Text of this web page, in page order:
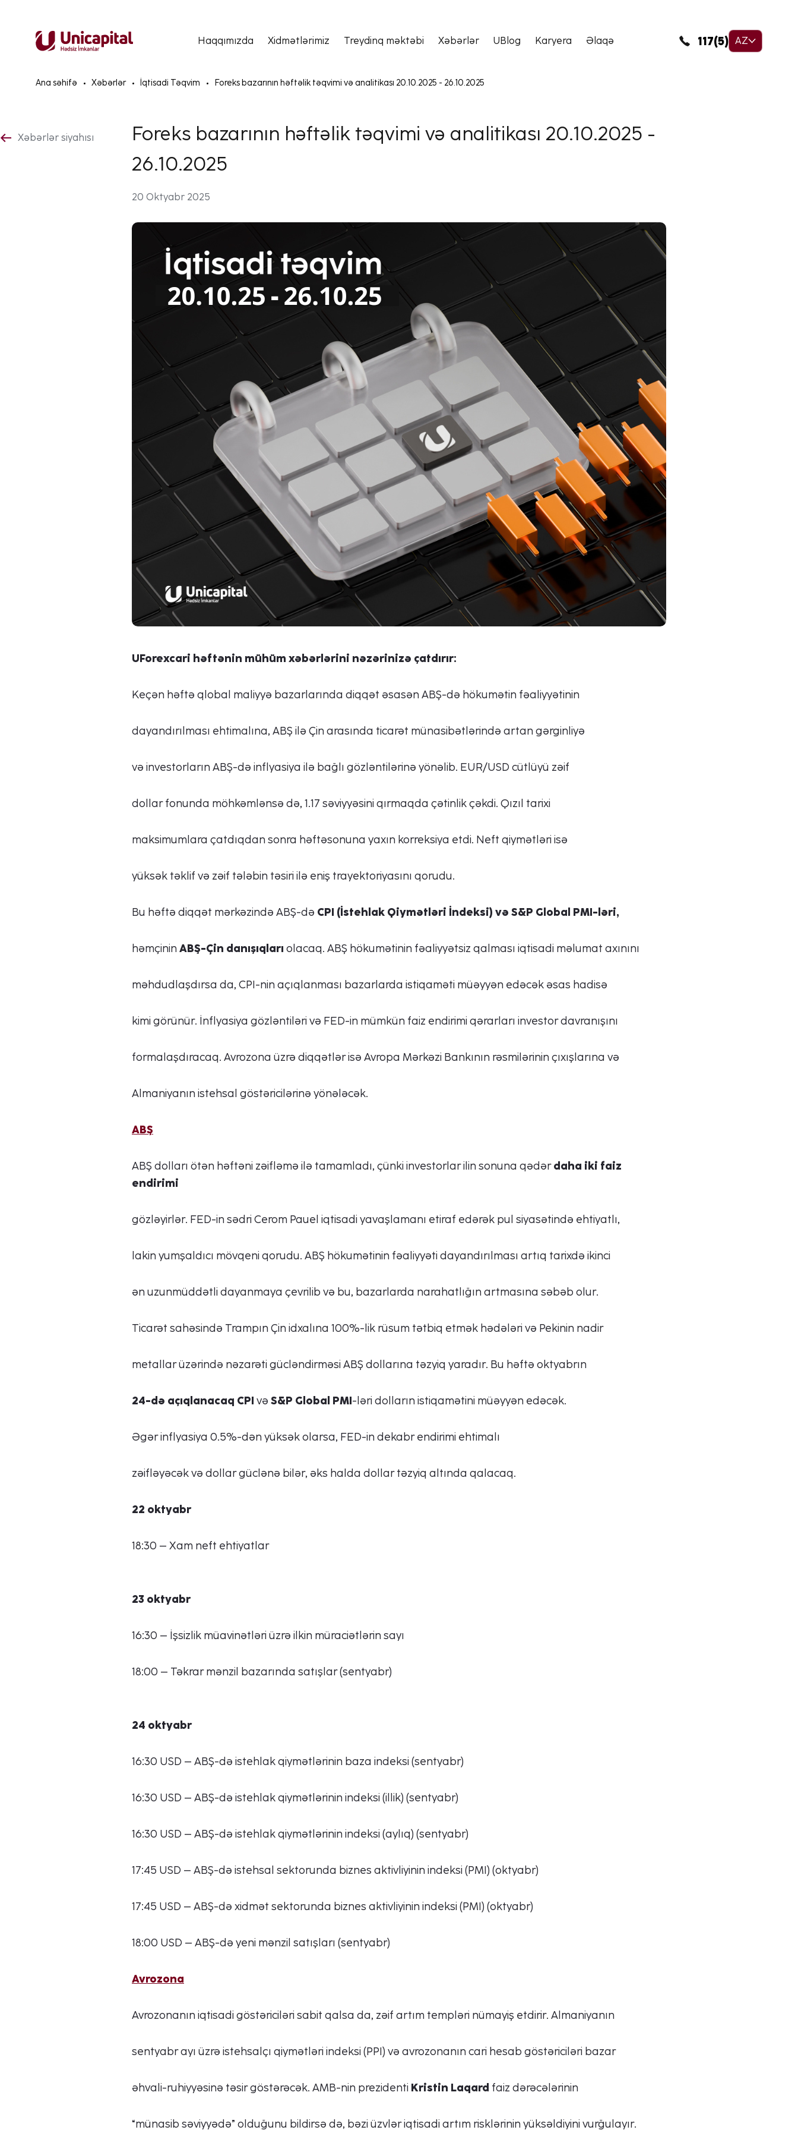
Haqqımızda Xidmətlərimiz Treydinq məktəbi Xəbərlər UBlog Karyera Əlaqə 117(5) AZ
Ana səhifə Xəbərlər İqtisadi Təqvim Foreks bazarının həftəlik təqvimi və analitikası 20.10.2025 - 26.10.2025
Xəbərlər siyahısı
Foreks bazarının həftəlik təqvimi və analitikası 20.10.2025 -
26.10.2025
20 Oktyabr 2025
UForexcari həftənin mühüm xəbərlərini nəzərinizə çatdırır:
Keçən həftə qlobal maliyyə bazarlarında diqqət əsasən ABŞ-də hökumətin fəaliyyətinin
dayandırılması ehtimalına, ABŞ ilə Çin arasında ticarət münasibətlərində artan gərginliyə
və investorların ABŞ-də inflyasiya ilə bağlı gözləntilərinə yönəlib. EUR/USD cütlüyü zəif
dollar fonunda möhkəmlənsə də, 1.17 səviyyəsini qırmaqda çətinlik çəkdi. Qızıl tarixi
maksimumlara çatdıqdan sonra həftəsonuna yaxın korreksiya etdi. Neft qiymətləri isə
yüksək təklif və zəif tələbin təsiri ilə eniş trayektoriyasını qorudu.
Bu həftə diqqət mərkəzində ABŞ-də CPI (İstehlak Qiymətləri İndeksi) və S&P Global PMI-ləri,
həmçinin ABŞ-Çin danışıqları olacaq. ABŞ hökumətinin fəaliyyətsiz qalması iqtisadi məlumat axınını
məhdudlaşdırsa da, CPI-nin açıqlanması bazarlarda istiqaməti müəyyən edəcək əsas hadisə
kimi görünür. İnflyasiya gözləntiləri və FED-in mümkün faiz endirimi qərarları investor davranışını
formalaşdıracaq. Avrozona üzrə diqqətlər isə Avropa Mərkəzi Bankının rəsmilərinin çıxışlarına və
Almaniyanın istehsal göstəricilərinə yönələcək.
ABŞ
ABŞ dolları ötən həftəni zəifləmə ilə tamamladı, çünki investorlar ilin sonuna qədərdaha iki faiz
endirimi
gözləyirlər. FED-in sədri Cerom Pauel iqtisadi yavaşlamanı etiraf edərək pul siyasətində ehtiyatlı,
lakin yumşaldıcı mövqeni qorudu. ABŞ hökumətinin fəaliyyəti dayandırılması artıq tarixdə ikinci
ən uzunmüddətli dayanmaya çevrilib və bu, bazarlarda narahatlığın artmasına səbəb olur.
Ticarət sahəsində Trampın Çin idxalına 100%-lik rüsum tətbiq etmək hədələri və Pekinin nadir
metallar üzərində nəzarəti gücləndirməsi ABŞ dollarına təzyiq yaradır. Bu həftə oktyabrın
24-də açıqlanacaq CPI və S&P Global PMI-ləri dolların istiqamətini müəyyən edəcək.
Əgər inflyasiya 0.5%-dən yüksək olarsa, FED-in dekabr endirimi ehtimalı
zəifləyəcək və dollar güclənə bilər, əks halda dollar təzyiq altında qalacaq.
22 oktyabr
18:30 – Xam neft ehtiyatlar
23 oktyabr
16:30 – İşsizlik müavinətləri üzrə ilkin müraciətlərin sayı
18:00 – Təkrar mənzil bazarında satışlar (sentyabr)
24 oktyabr
16:30 USD – ABŞ-də istehlak qiymətlərinin baza indeksi (sentyabr)
16:30 USD – ABŞ-də istehlak qiymətlərinin indeksi (illik) (sentyabr)
16:30 USD – ABŞ-də istehlak qiymətlərinin indeksi (aylıq) (sentyabr)
17:45 USD – ABŞ-də istehsal sektorunda biznes aktivliyinin indeksi (PMI) (oktyabr)
17:45 USD – ABŞ-də xidmət sektorunda biznes aktivliyinin indeksi (PMI) (oktyabr)
18:00 USD – ABŞ-də yeni mənzil satışları (sentyabr)
Avrozona
Avrozonanın iqtisadi göstəriciləri sabit qalsa da, zəif artım templəri nümayiş etdirir. Almaniyanın
sentyabr ayı üzrə istehsalçı qiymətləri indeksi (PPI) və avrozonanın cari hesab göstəriciləri bazar
əhvali-ruhiyyəsinə təsir göstərəcək. AMB-nin prezidenti Kristin Laqard faiz dərəcələrinin
“münasib səviyyədə” olduğunu bildirsə də, bəzi üzvlər iqtisadi artım risklərinin yüksəldiyini vurğulayır.